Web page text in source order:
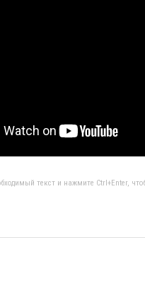
текст и нажмите Ctrl+Enter,